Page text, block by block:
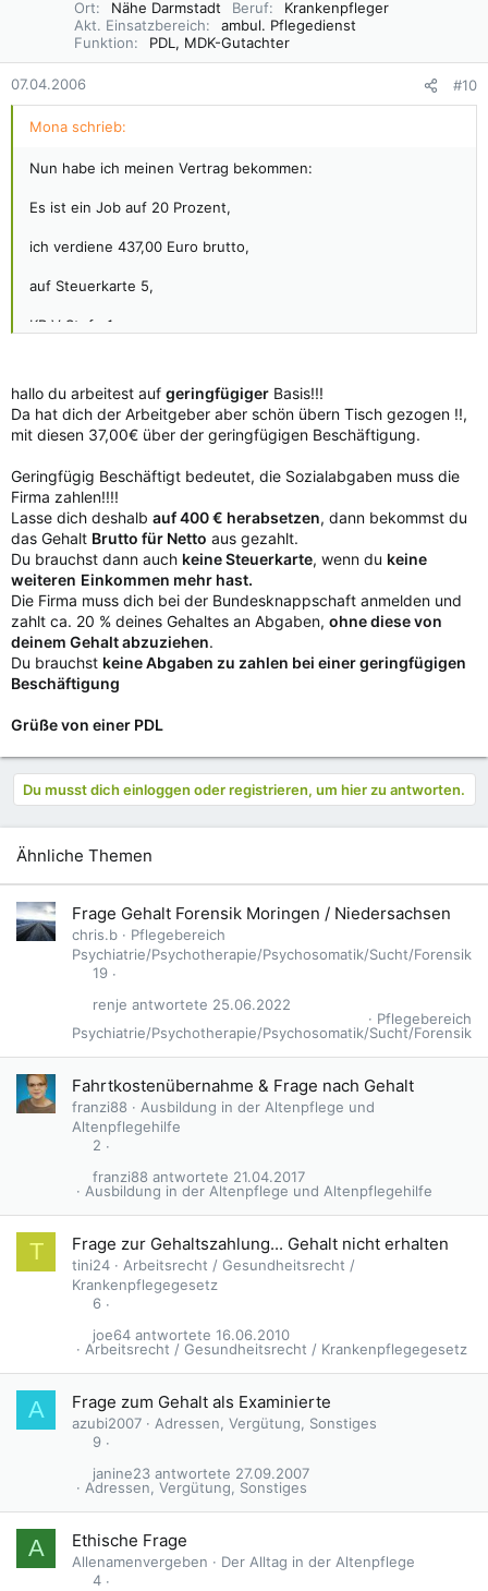
Ort Nähe Darmstadt Beruf
Krankenpfleger
Akt. Einsatzbereich
ambul. Pflegedienst
Funktion
PDL, MDK-Gutachter
07.04.2006 #10
Mona schrieb:
Nun habe ich meinen Vertrag bekommen:
Es ist ein Job auf 20 Prozent,
ich verdiene 437,00 Euro brutto,
auf Steuerkarte 5,
KR V Stufe 1.
Kann mir jemand sagen, was ich da wol netto rausbekommen
werde?
hallo du arbeitest auf geringfügiger Basis!!!
Da hat dich der Arbeitgeber aber schön übern Tisch gezogen !!,
mit diesen 37,00€ über der geringfügigen Beschäftigung.
Geringfügig Beschäftigt bedeutet, die Sozialabgaben muss die
Firma zahlen!!!!
Lasse dich deshalb auf 400 € herabsetzen, dann bekommst du
das Gehalt Brutto für Netto aus gezahlt.
Du brauchst dann auch keine Steuerkarte, wenn du keine
weiteren Einkommen mehr hast.
Die Firma muss dich bei der Bundesknappschaft anmelden und
zahlt ca. 20 % deines Gehaltes an Abgaben, ohne diese von
deinem Gehalt abzuziehen.
Du brauchst keine Abgaben zu zahlen bei einer geringfügigen
Beschäftigung
Grüße von einer PDL
Du musst dich einloggen oder registrieren, um hier zu antworten.
Ähnliche Themen
Frage Gehalt Forensik Moringen / Niedersachsen
chris.b
Pflegebereich
Psychiatrie/Psychotherapie/Psychosomatik/Sucht/Forensik
19
Pflegebereich
Psychiatrie/Psychotherapie/Psychosomatik/Sucht/Forensik
25.06.2022
renje
Fahrtkostenübernahme & Frage nach Gehalt
franzi88
Ausbildung in der Altenpflege und
Altenpflegehilfe
2
Ausbildung in der Altenpflege und Altenpflegehilfe
21.04.2017
franzi88
T Frage zur Gehaltszahlung... Gehalt nicht erhalten
tini24
Arbeitsrecht / Gesundheitsrecht /
Krankenpflegegesetz
6
Arbeitsrecht / Gesundheitsrecht / Krankenpflegegesetz
16.06.2010
joe64
A Frage zum Gehalt als Examinierte
azubi2007
Adressen, Vergütung, Sonstiges
9
Adressen, Vergütung, Sonstiges
27.09.2007
janine23
A Ethische Frage
Allenamenvergeben
Der Alltag in der Altenpflege
4